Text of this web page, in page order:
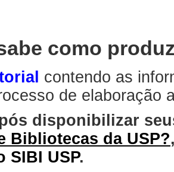
como
contendo as
de elaboração
disponibilizar
Bibliotecas da USP?
SIBI USP.